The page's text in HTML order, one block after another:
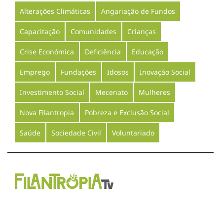
Alterações Climáticas Angariação de Fundos
Capacitação Comunidades Crianças
Crise Económica Deficiência Educação
Emprego Fundações Idosos Inovação Social
Investimento Social Mecenato Mulheres
Nova Filantropia Pobreza e Exclusão Social
Saúde Sociedade Civil Voluntariado